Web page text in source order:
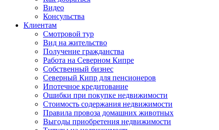
Видео
Консульства
Клиентам
Смотровой тур
Вид на жительство
Получение гражданства
Работа на Северном Кипре
Собственный бизнес
Северный Кипр для пенсионеров
Ипотечное кредитование
Ошибки при покупке недвижимости
Стоимость содержания недвижимости
Правила провоза домашних животных
Выгоды приобретения недвижимости